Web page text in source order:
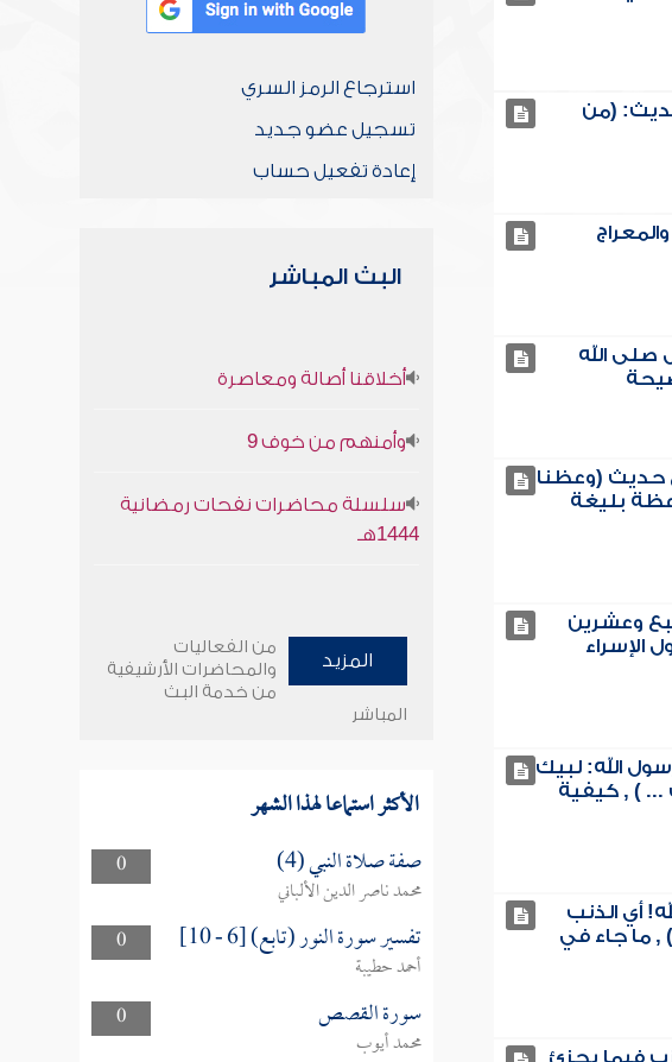
(من
صلى الله
حديث (وعظنا
بليغة
وعشرين
الإسراء
الله: لبيك
... ) , كيفية
أي الذنب
, ما جاء في
فيما يجزئ
استرجاع الرمز السري
تسجيل عضو جديد
إعادة تفعيل حساب
البث المباشر
أخلاقنا أصالة ومعاصرة
وأمنهم من خوف 9
سلسلة محاضرات نفحات رمضانية
1444هـ
المزيد
من الفعاليات
والمحاضرات الأرشيفية
من خدمة البث
المباشر
الأكثر استماعا لهذا الشهر
0 صفة صلاة النبي (4)
محمد ناصر الدين الألباني
0
تفسير سورة النور (تابع) [6 - 10]
أحمد حطيبة
0
سورة القصص
محمد أيوب